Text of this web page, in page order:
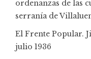
ordenanzas de las
serranía de
El Frente Popular.
julio 1936